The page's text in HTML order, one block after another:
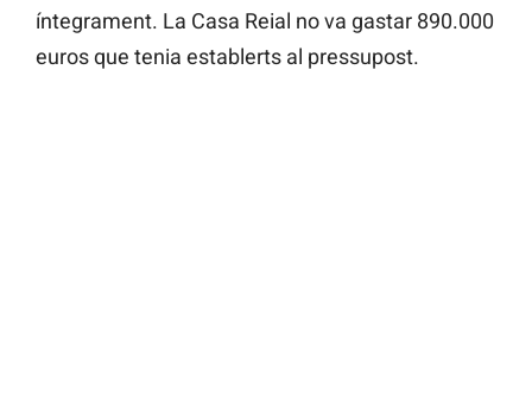
íntegrament. La Casa Reial no va gastar 890.000
euros que tenia establerts al pressupost.